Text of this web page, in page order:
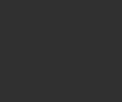
の確認手順も紹介
、TikTokで送る方法を解説